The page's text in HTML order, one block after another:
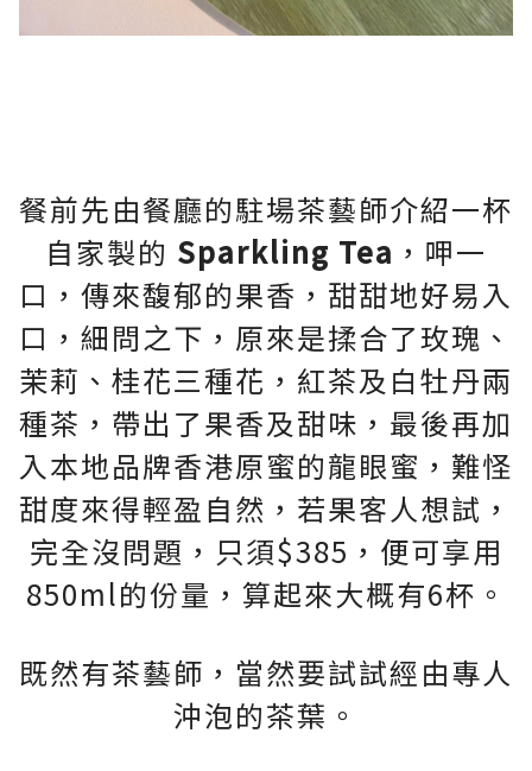
餐前先由餐廳的駐場茶藝師介紹一杯
自家製的 Sparkling Tea ，呷一
口，傳來馥郁的果香，甜甜地好易入
口，細問之下，原來是揉合了玫瑰、
茉莉、桂花三種花，紅茶及白牡丹兩
種茶，帶出了果香及甜味，最後再加
入本地品牌香港原蜜的龍眼蜜，難怪
甜度來得輕盈自然，若果客人想試，
完全沒問題，只須$385，便可享用
850ml的份量，算起來大概有6杯。
既然有茶藝師，當然要試試經由專人
沖泡的茶葉。